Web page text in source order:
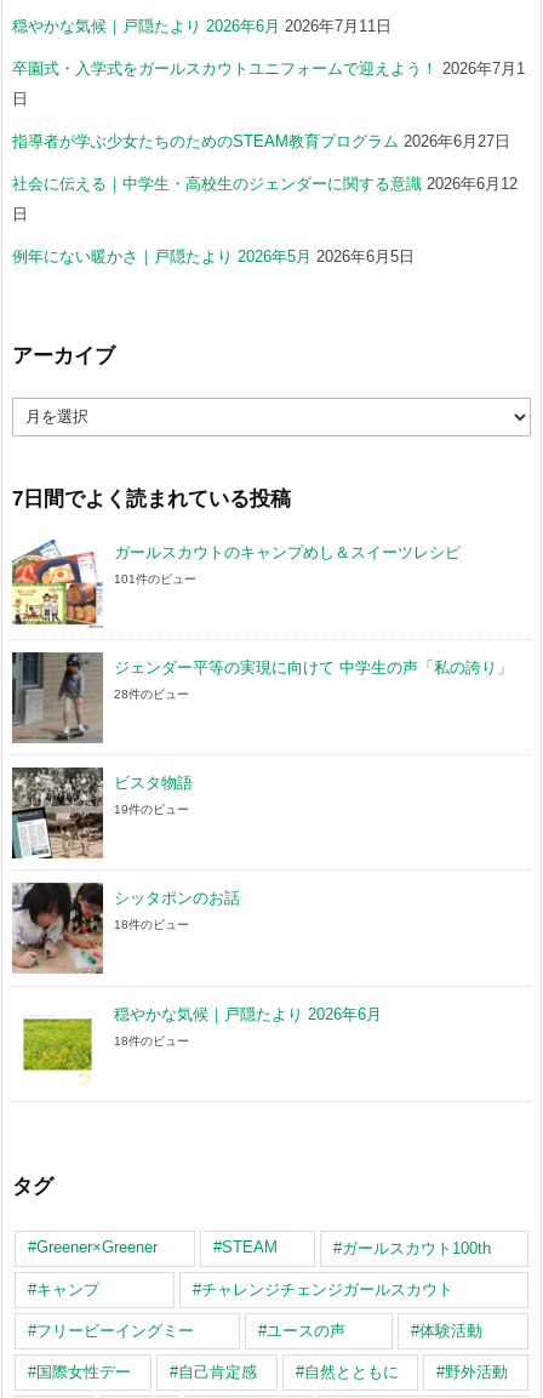
穏やかな気候｜戸隠たより 2026年6月 2026年7月11日
卒園式・入学式をガールスカウトユニフォームで迎えよう！
2026年7月1
日
指導者が学ぶ少女たちのためのSTEAM教育プログラム 2026年6月27日
社会に伝える｜中学生・高校生のジェンダーに関する意識 2026年6月12
日
例年にない暖かさ｜戸隠たより 2026年5月 2026年6月5日
アーカイブ
ー
ブ
7日間でよく読まれている投稿
ガールスカウトのキャンプめし＆スイーツレシピ
101件のビュー
ジェンダー平等の実現に向けて 中学生の声「私の誇り」
28件のビュー
ビスタ物語
19件のビュー
シッタポンのお話
18件のビュー
穏やかな気候｜戸隠たより 2026年6月
18件のビュー
タグ
#Greener×Greener #STEAM #ガールスカウト100th
#キャンプ #チャレンジチェンジガールスカウト
#フリービーイングミー #ユースの声 #体験活動
#国際女性デー #自己肯定感 #自然とともに #野外活動